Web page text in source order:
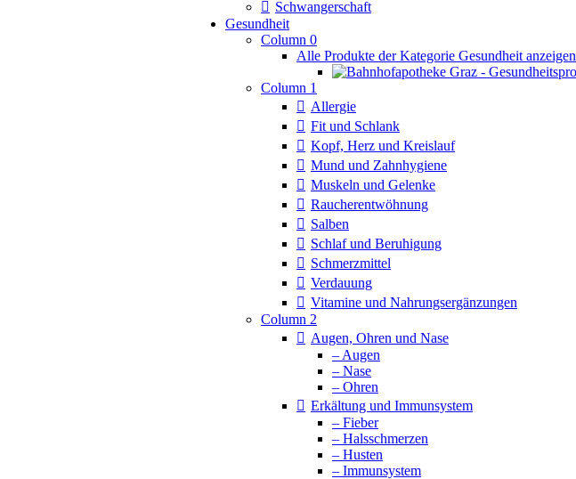
Schwangerschaft
Gesundheit
Column 0
Alle Produkte der Kategorie Gesundheit anzeigen
Column 1
Allergie
Fit und Schlank
Kopf, Herz und Kreislauf
Mund und Zahnhygiene
Muskeln und Gelenke
Raucherentwöhnung
Salben
Schlaf und Beruhigung
Schmerzmittel
Verdauung
Vitamine und Nahrungsergänzungen
Column 2
Augen, Ohren und Nase
– Augen
– Nase
– Ohren
Erkältung und Immunsystem
– Fieber
– Halsschmerzen
– Husten
– Immunsystem